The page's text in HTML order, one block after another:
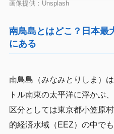
画像提供：Unsplash
南鳥島とはどこ？日本最
にある
南鳥島（みなみとりしま）
トル南東の太平洋に浮かぶ
区分としては東京都小笠原
的経済水域（EEZ）の中で